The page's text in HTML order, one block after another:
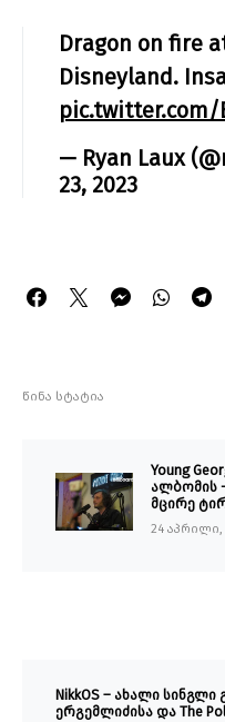
Dragon on fire
Disneyland.
pic.twitter.com/
— Ryan Laux
23, 2023
წინა სტატია
Young
ალბომის
მცირე
24 აპრილი,
NikkOS – ახალი
ერგემლიძისა და The